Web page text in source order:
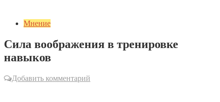
Мнение
Сила воображения в тренировке
навыков
Добавить комментарий